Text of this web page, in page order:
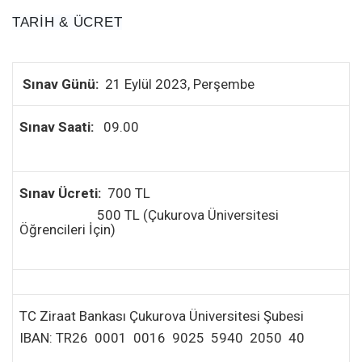
TARİH & ÜCRET
Sınav Günü: 21 Eylül 2023, Perşembe
Sınav Saati: 09.00
Sınav Ücreti: 700 TL
500 TL (Çukurova Üniversitesi
Öğrencileri İçin)
TC Ziraat Bankası Çukurova Üniversitesi Şubesi
IBAN: TR26 0001 0016 9025 5940 2050 40